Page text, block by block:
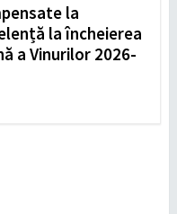
la
la încheierea
a Vinurilor 2026-